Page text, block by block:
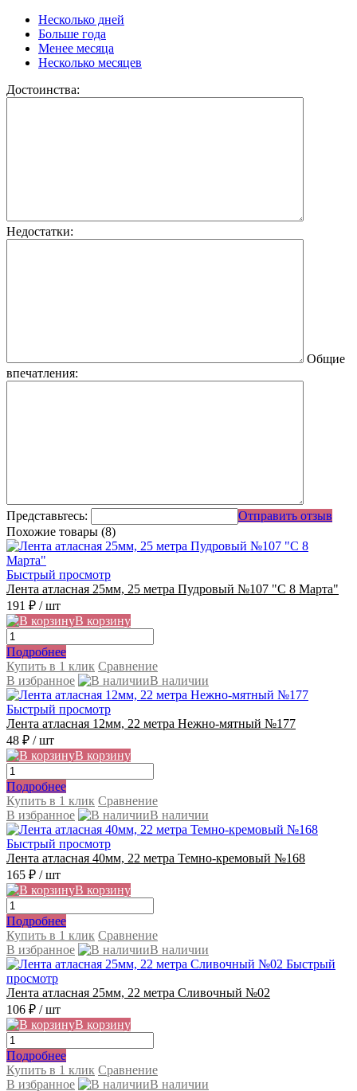
Несколько дней
Больше года
Менее месяца
Несколько месяцев
Достоинства:
Недостатки:
Общие
впечатления:
Представьтесь:
Отправить отзыв
Похожие товары (8)
Быстрый просмотр
Лента атласная 25мм, 25 метра Пудровый №107 "С 8 Марта"
191 ₽ / шт
В корзину
Подробнее
Купить в 1 клик Сравнение
В избранное
В наличии
Быстрый просмотр
Лента атласная 12мм, 22 метра Нежно-мятный №177
48 ₽ / шт
В корзину
Подробнее
Купить в 1 клик Сравнение
В избранное
В наличии
Быстрый просмотр
Лента атласная 40мм, 22 метра Темно-кремовый №168
165 ₽ / шт
В корзину
Подробнее
Купить в 1 клик Сравнение
В избранное
В наличии
Быстрый
просмотр
Лента атласная 25мм, 22 метра Сливочный №02
106 ₽ / шт
В корзину
Подробнее
Купить в 1 клик Сравнение
В избранное
В наличии